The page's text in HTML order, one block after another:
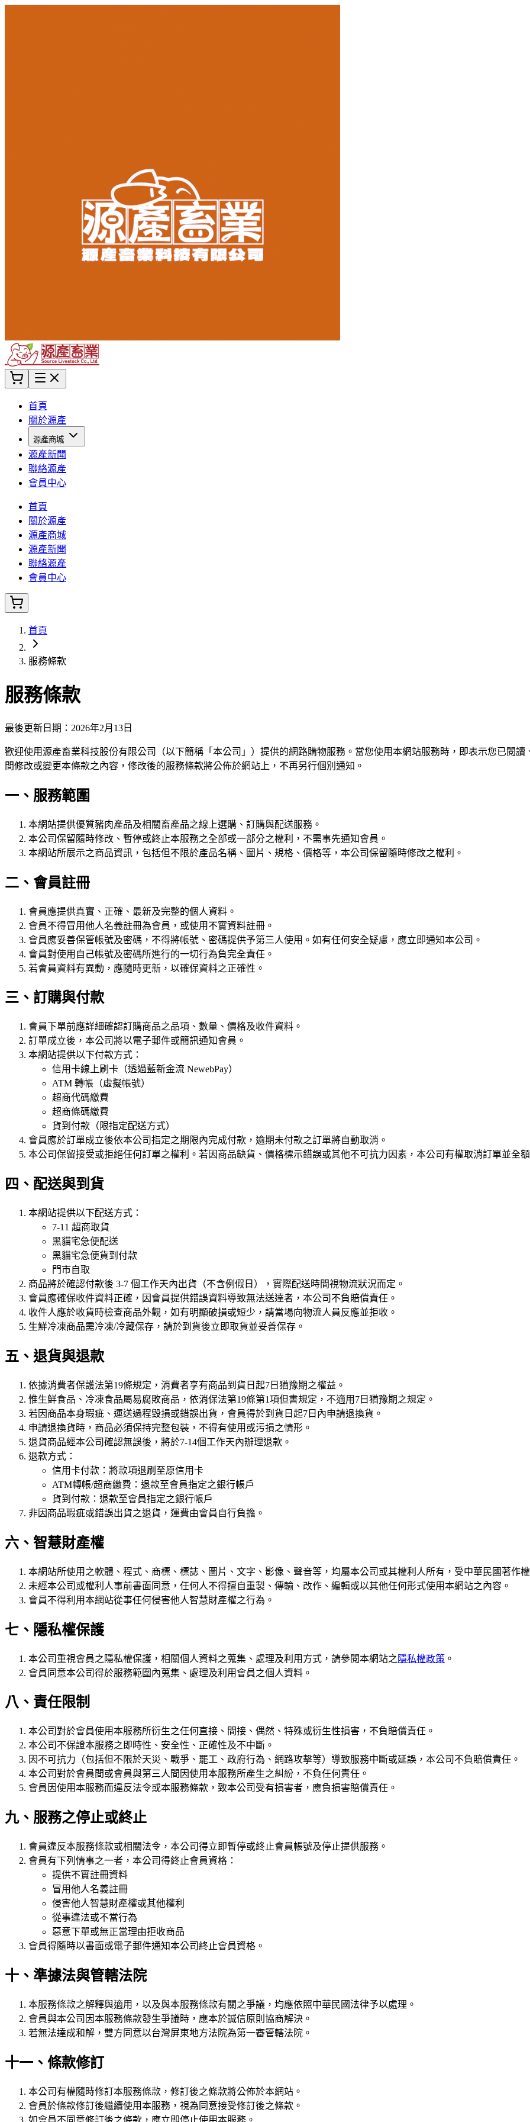
首頁
關於源產
源產商城
源產新聞
聯絡源產
會員中心
首頁
關於源產
源產商城
源產新聞
聯絡源產
會員中心
首頁
服務條款
服務條款
最後更新日期：2026年2月13日
歡迎使用源產畜業科技股份有限公司（以下簡稱「本公司」）提供的網路購物服務。當您使用本網站服務時，即表示您已閱
間修改或變更本條款之內容，修改後的服務條款將公佈於網站上，不再另行個別通知。
一、服務範圍
本網站提供優質豬肉產品及相關畜產品之線上選購、訂購與配送服務。
本公司保留隨時修改、暫停或終止本服務之全部或一部分之權利，不需事先通知會員。
本網站所展示之商品資訊，包括但不限於產品名稱、圖片、規格、價格等，本公司保留隨時修改之權利。
二、會員註冊
會員應提供真實、正確、最新及完整的個人資料。
會員不得冒用他人名義註冊為會員，或使用不實資料註冊。
會員應妥善保管帳號及密碼，不得將帳號、密碼提供予第三人使用。如有任何安全疑慮，應立即通知本公司。
會員對使用自己帳號及密碼所進行的一切行為負完全責任。
若會員資料有異動，應隨時更新，以確保資料之正確性。
三、訂購與付款
會員下單前應詳細確認訂購商品之品項、數量、價格及收件資料。
訂單成立後，本公司將以電子郵件或簡訊通知會員。
本網站提供以下付款方式：
信用卡線上刷卡（透過藍新金流 NewebPay）
ATM 轉帳（虛擬帳號）
超商代碼繳費
超商條碼繳費
貨到付款（限指定配送方式）
會員應於訂單成立後依本公司指定之期限內完成付款，逾期未付款之訂單將自動取消。
本公司保留接受或拒絕任何訂單之權利。若因商品缺貨、價格標示錯誤或其他不可抗力因素，本公司有權取消訂單並全
四、配送與到貨
本網站提供以下配送方式：
7-11 超商取貨
黑貓宅急便配送
黑貓宅急便貨到付款
門市自取
商品將於確認付款後 3-7 個工作天內出貨（不含例假日），實際配送時間視物流狀況而定。
會員應確保收件資料正確，因會員提供錯誤資料導致無法送達者，本公司不負賠償責任。
收件人應於收貨時檢查商品外觀，如有明顯破損或短少，請當場向物流人員反應並拒收。
生鮮冷凍商品需冷凍/冷藏保存，請於到貨後立即取貨並妥善保存。
五、退貨與退款
依據消費者保護法第19條規定，消費者享有商品到貨日起7日猶豫期之權益。
惟生鮮食品、冷凍食品屬易腐敗商品，依消保法第19條第1項但書規定，不適用7日猶豫期之規定。
若因商品本身瑕疵、運送過程毀損或錯誤出貨，會員得於到貨日起7日內申請退換貨。
申請退換貨時，商品必須保持完整包裝，不得有使用或污損之情形。
退貨商品經本公司確認無誤後，將於7-14個工作天內辦理退款。
退款方式：
信用卡付款：將款項退刷至原信用卡
ATM轉帳/超商繳費：退款至會員指定之銀行帳戶
貨到付款：退款至會員指定之銀行帳戶
非因商品瑕疵或錯誤出貨之退貨，運費由會員自行負擔。
六、智慧財產權
本網站所使用之軟體、程式、商標、標誌、圖片、文字、影像、聲音等，均屬本公司或其權利人所有，受中華民國著作
未經本公司或權利人事前書面同意，任何人不得擅自重製、傳輸、改作、編輯或以其他任何形式使用本網站之內容。
會員不得利用本網站從事任何侵害他人智慧財產權之行為。
七、隱私權保護
本公司重視會員之隱私權保護，相關個人資料之蒐集、處理及利用方式，請參閱本網站之 隱私權政策 。
會員同意本公司得於服務範圍內蒐集、處理及利用會員之個人資料。
八、責任限制
本公司對於會員使用本服務所衍生之任何直接、間接、偶然、特殊或衍生性損害，不負賠償責任。
本公司不保證本服務之即時性、安全性、正確性及不中斷。
因不可抗力（包括但不限於天災、戰爭、罷工、政府行為、網路攻擊等）導致服務中斷或延誤，本公司不負賠償責任。
本公司對於會員間或會員與第三人間因使用本服務所產生之糾紛，不負任何責任。
會員因使用本服務而違反法令或本服務條款，致本公司受有損害者，應負損害賠償責任。
九、服務之停止或終止
會員違反本服務條款或相關法令，本公司得立即暫停或終止會員帳號及停止提供服務。
會員有下列情事之一者，本公司得終止會員資格：
提供不實註冊資料
冒用他人名義註冊
侵害他人智慧財產權或其他權利
從事違法或不當行為
惡意下單或無正當理由拒收商品
會員得隨時以書面或電子郵件通知本公司終止會員資格。
十、準據法與管轄法院
本服務條款之解釋與適用，以及與本服務條款有關之爭議，均應依照中華民國法律予以處理。
會員與本公司因本服務條款發生爭議時，應本於誠信原則協商解決。
若無法達成和解，雙方同意以台灣屏東地方法院為第一審管轄法院。
十一、條款修訂
本公司有權隨時修訂本服務條款，修訂後之條款將公佈於本網站。
會員於條款修訂後繼續使用本服務，視為同意接受修訂後之條款。
如會員不同意修訂後之條款，應立即停止使用本服務。